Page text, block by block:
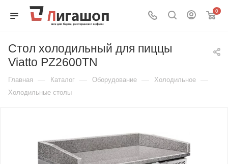
0
Стол холодильный для пиццы
Viatto PZ2600TN
Главная — Каталог — Оборудование — Холодильное —
Холодильные столы